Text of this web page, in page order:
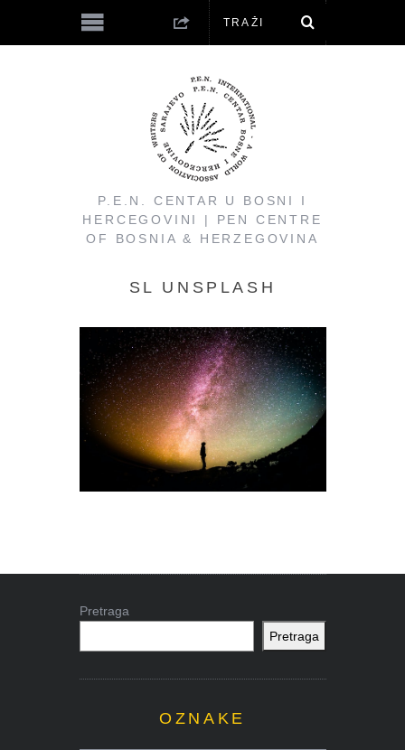
P.E.N. CENTAR U BOSNI I
HERCEGOVINI | PEN CENTRE
OF BOSNIA & HERZEGOVINA
SL UNSPLASH
Pretraga
Pretraga
OZNAKE